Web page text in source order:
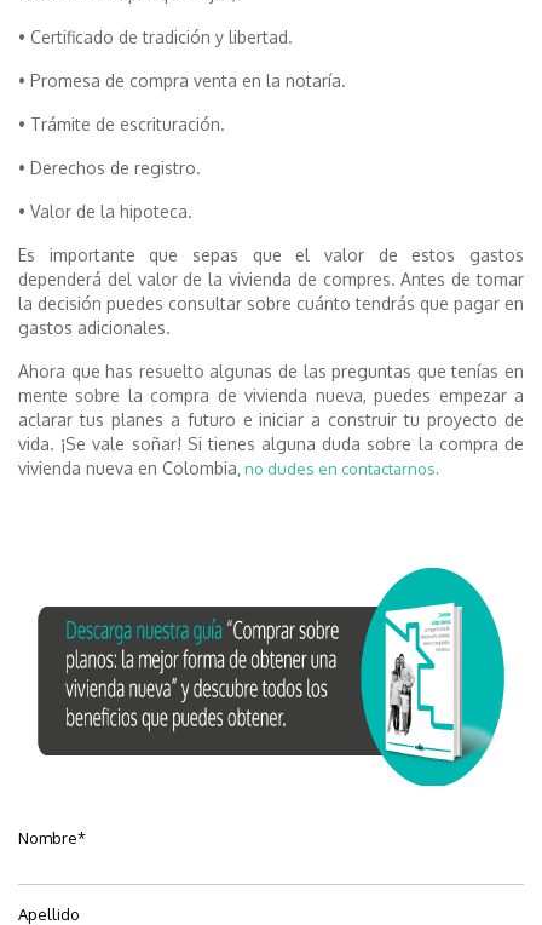
• Certificado de tradición y libertad.
• Promesa de compra venta en la notaría.
• Trámite de escrituración.
• Derechos de registro.
• Valor de la hipoteca.
Es importante que sepas que el valor de estos gastos
dependerá del valor de la vivienda de compres. Antes de tomar
la decisión puedes consultar sobre cuánto tendrás que pagar en
gastos adicionales.
Ahora que has resuelto algunas de las preguntas que tenías en
mente sobre la compra de vivienda nueva, puedes empezar a
aclarar tus planes a futuro e iniciar a construir tu proyecto de
vida. ¡Se vale soñar! Si tienes alguna duda sobre la compra de
vivienda nueva en Colombia no dudes en contactarnos.
Nombre*
Apellido